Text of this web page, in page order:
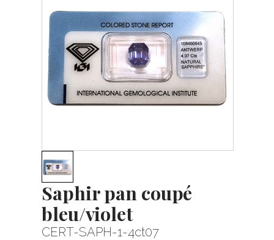
Saphir pan coupé
bleu/violet
CERT-SAPH-1-4ct07